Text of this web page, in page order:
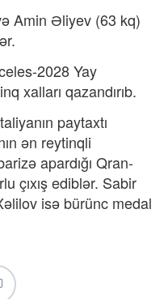
Amin Əliyev (63 kq)
2028 Yay
xalları qazandırıb.
paytaxtı
ən reytinqli
apardığı Qran-
çıxış ediblər. Sabir
isə bürünc medal